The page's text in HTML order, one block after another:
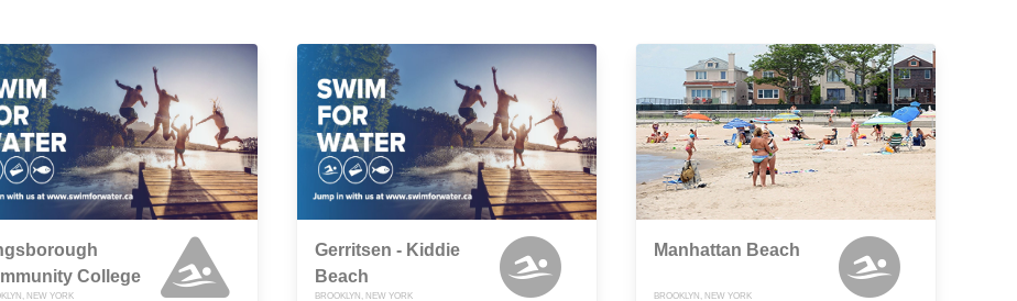
College
NEW YORK
Gerritsen - Kiddie
Beach
BROOKLYN, NEW YORK
Manhattan Beach
BROOKLYN, NEW YORK